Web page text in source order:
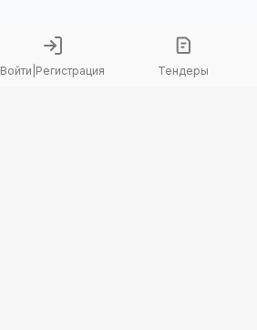
Войти Регистрация Тендеры